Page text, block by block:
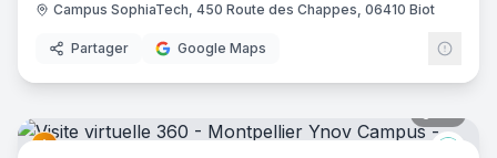
Campus SophiaTech, 450 Route des Chappes, 06410 Biot
Partager Google Maps